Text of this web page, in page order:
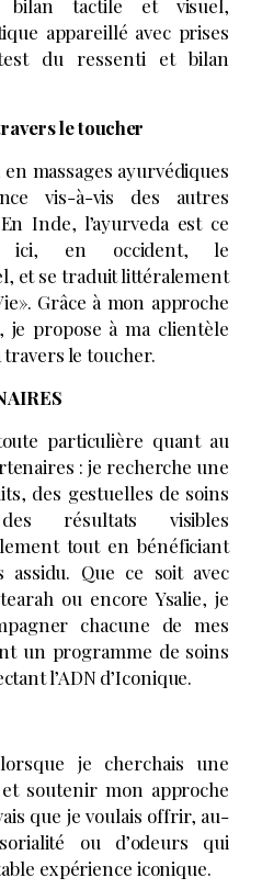
bilan tactile et visuel,
appareillé avec prises
du ressenti et bilan
le toucher
massages ayurvédiques
vis-à-vis des autres
Inde, l’ayurveda est ce
ici, en occident, le
et se traduit littéralement
Grâce à mon approche
je propose à ma clientèle
travers le toucher.
particulière quant au
: je recherche une
des gestuelles de soins
résultats visibles
tout en bénéficiant
assidu. Que ce soit avec
ou encore Ysalie, je
chacune de mes
un programme de soins
l’ADN d’Iconique.
je cherchais une
soutenir mon approche
que je voulais offrir, au-
ou d’odeurs qui
expérience iconique.